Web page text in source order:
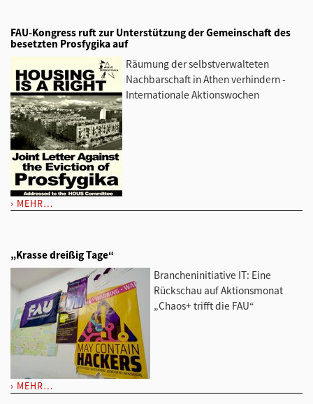
FAU-Kongress ruft zur Unterstützung der Gemeinschaft des
besetzten Prosfygika auf
Räumung der selbstverwalteten
Nachbarschaft in Athen verhindern -
Internationale Aktionswochen
MEHR…
„Krasse dreißig Tage“
Brancheninitiative IT: Eine
Rückschau auf Aktionsmonat
„Chaos+ trifft die FAU“
MEHR…